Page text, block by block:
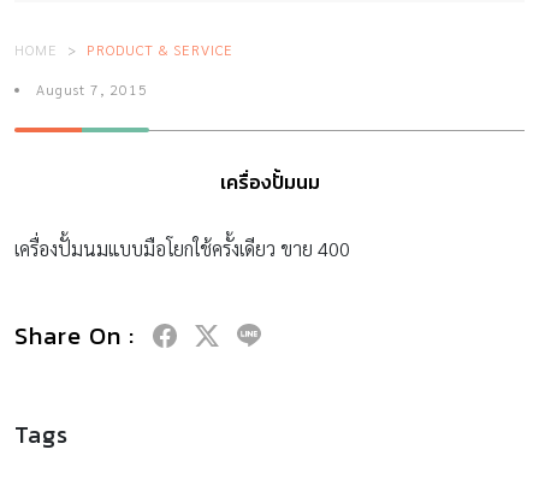
HOME PRODUCT & SERVICE
August 7, 2015
เครื่องปั้มนม
เครื่องปั้มนมแบบมือโยกใช้ครั้งเดียว ขาย 400
Share On :
Tags